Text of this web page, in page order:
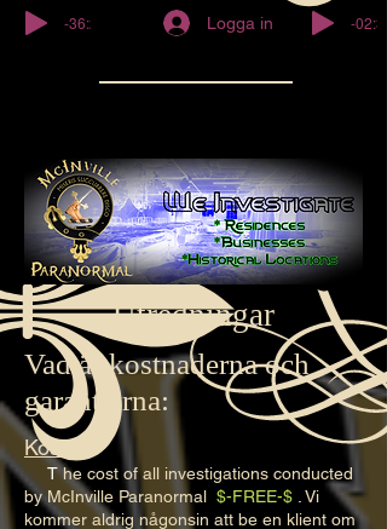
-36:27 Logga in -02:32
Utredningar
Vad är kostnaderna och
garantierna:
Kosta
T he cost of all investigations conducted
by McInville Paranormal $-FREE-$
Vi
kommer aldrig någonsin att be en klient om